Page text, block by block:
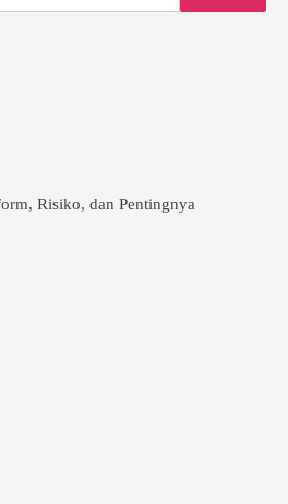
Risiko, dan Pentingnya